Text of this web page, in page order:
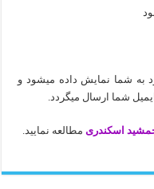
به شما نمایش داده میشود و
شما ارسال میگردد.
مطالعه نمایید.